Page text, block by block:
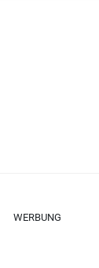
WERBUNG